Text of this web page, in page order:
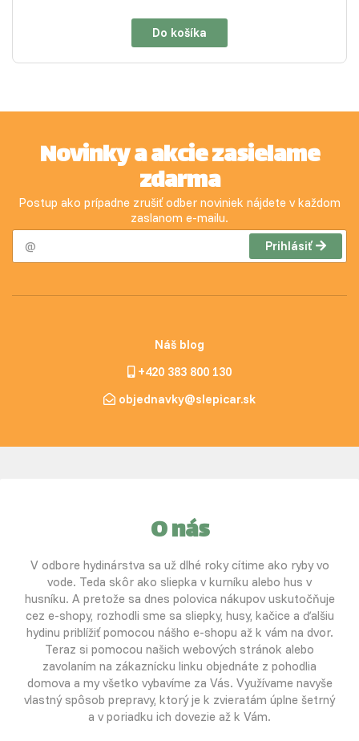
Do košíka
Novinky a akcie zasielame
zdarma
Postup ako prípadne zrušiť odber noviniek nájdete v každom
zaslanom e-mailu.
Prihlásiť
Náš blog
+420 383 800 130
objednavky@slepicar.sk
O nás
V odbore hydinárstva sa už dlhé roky cítime ako ryby vo
vode. Teda skôr ako sliepka v kurníku alebo hus v
husníku. A pretože sa dnes polovica nákupov uskutočňuje
cez e-shopy, rozhodli sme sa sliepky, husy, kačice a ďalšiu
hydinu priblížiť pomocou nášho e-shopu až k vám na dvor.
Teraz si pomocou našich webových stránok alebo
zavolaním na zákaznícku linku objednáte z pohodlia
domova a my všetko vybavíme za Vás. Využívame navyše
vlastný spôsob prepravy, ktorý je k zvieratám úplne šetrný
a v poriadku ich dovezie až k Vám.